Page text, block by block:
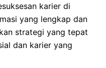
karier di
yang lengkap dan
strategi yang tepat
dan karier yang